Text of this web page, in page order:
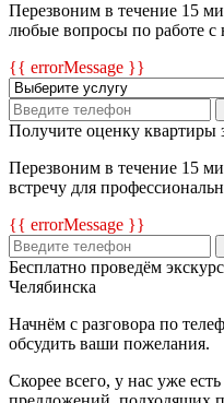
Перезвоним в течение 15
любые вопросы по работе
{{ errorMessage }}
Получите оценку квартиры
Перезвоним в течение 15
встречу для
{{ errorMessage }}
Бесплатно проведём
Челябинска
Начнём с разговора по
обсудить ваши пожелания.
Скорее всего, у нас уже